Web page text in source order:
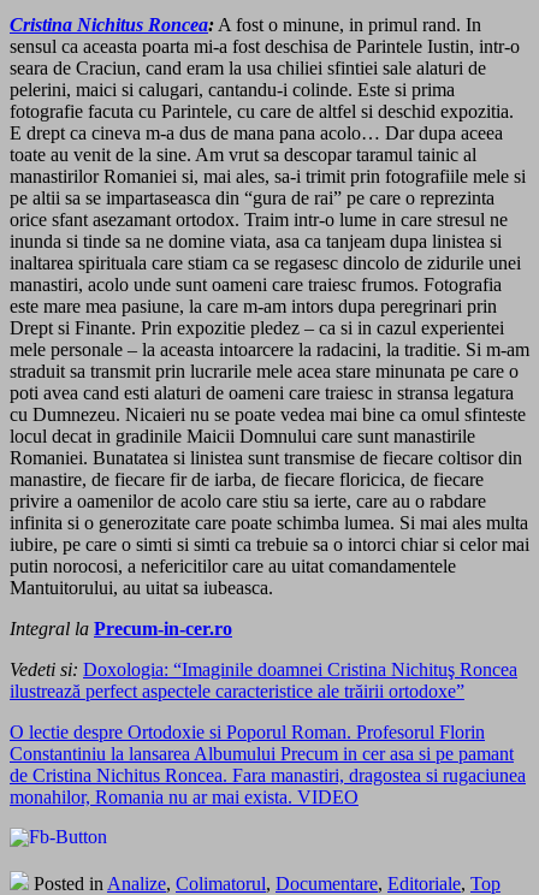
Cristina Nichitus Roncea: A fost o minune, in primul rand. In
sensul ca aceasta poarta mi-a fost deschisa de Parintele Iustin, intr-o
seara de Craciun, cand eram la usa chiliei sfintiei sale alaturi de
pelerini, maici si calugari, cantandu-i colinde. Este si prima
fotografie facuta cu Parintele, cu care de altfel si deschid expozitia.
E drept ca cineva m-a dus de mana pana acolo… Dar dupa aceea
toate au venit de la sine. Am vrut sa descopar taramul tainic al
manastirilor Romaniei si, mai ales, sa-i trimit prin fotografiile mele si
pe altii sa se impartaseasca din “gura de rai” pe care o reprezinta
orice sfant asezamant ortodox. Traim intr-o lume in care stresul ne
inunda si tinde sa ne domine viata, asa ca tanjeam dupa linistea si
inaltarea spirituala care stiam ca se regasesc dincolo de zidurile unei
manastiri, acolo unde sunt oameni care traiesc frumos. Fotografia
este mare mea pasiune, la care m-am intors dupa peregrinari prin
Drept si Finante. Prin expozitie pledez – ca si in cazul experientei
mele personale – la aceasta intoarcere la radacini, la traditie. Si m-am
straduit sa transmit prin lucrarile mele acea stare minunata pe care o
poti avea cand esti alaturi de oameni care traiesc in stransa legatura
cu Dumnezeu. Nicaieri nu se poate vedea mai bine ca omul sfinteste
locul decat in gradinile Maicii Domnului care sunt manastirile
Romaniei. Bunatatea si linistea sunt transmise de fiecare coltisor din
manastire, de fiecare fir de iarba, de fiecare floricica, de fiecare
privire a oamenilor de acolo care stiu sa ierte, care au o rabdare
infinita si o generozitate care poate schimba lumea. Si mai ales multa
iubire, pe care o simti si simti ca trebuie sa o intorci chiar si celor mai
putin norocosi, a nefericitilor care au uitat comandamentele
Mantuitorului, au uitat sa iubeasca.
Integral la Precum-in-cer.ro
Vedeti si: Doxologia: “Imaginile doamnei Cristina Nichituş Roncea
ilustrează perfect aspectele caracteristice ale trăirii ortodoxe”
O lectie despre Ortodoxie si Poporul Roman. Profesorul Florin
Constantiniu la lansarea Albumului Precum in cer asa si pe pamant
de Cristina Nichitus Roncea. Fara manastiri, dragostea si rugaciunea
monahilor, Romania nu ar mai exista. VIDEO
Posted in Analize, Colimatorul, Documentare, Editoriale, Top